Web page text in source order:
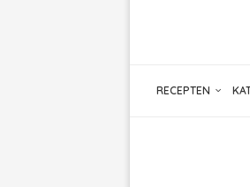
RECEPTEN